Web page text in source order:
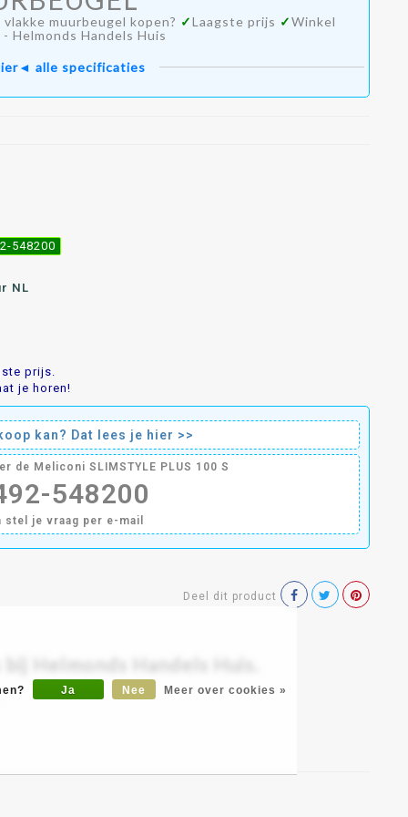
muurbeugel kopen? ✓Laagste prijs ✓Winkel
Helmonds Handels Huis
alle specificaties
548200
NL
prijs.
je horen!
kan? Dat lees je hier >>
de Meliconi SLIMSTYLE PLUS 100 S
548200
stel je vraag per e-mail
Deel dit product
Helmonds Handels Huis.
Ja Nee Meer over cookies »